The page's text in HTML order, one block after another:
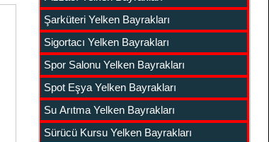
Şarküteri Yelken Bayrakları
Sigortacı Yelken Bayrakları
Spor Salonu Yelken Bayrakları
Spot Eşya Yelken Bayrakları
Su Arıtma Yelken Bayrakları
Sürücü Kursu Yelken Bayrakları